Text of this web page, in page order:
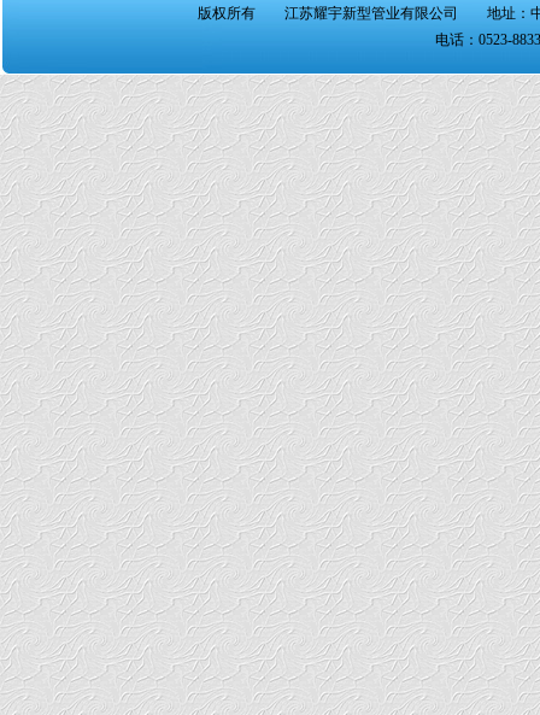
版权所有 江苏耀宇新型管业有限公司 地址：中
电话：0523-